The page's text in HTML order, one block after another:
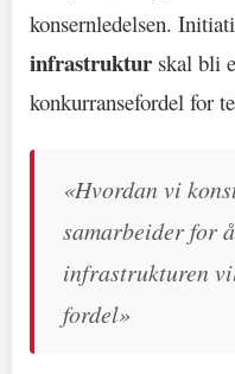
konsernledelsen.
infrastruktur skal bli
konkurransefordel for
«Hvordan vi
samarbeider for
infrastrukturen
fordel»